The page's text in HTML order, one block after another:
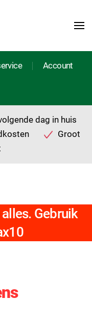
Account
dag in huis
Groot
Gebruik